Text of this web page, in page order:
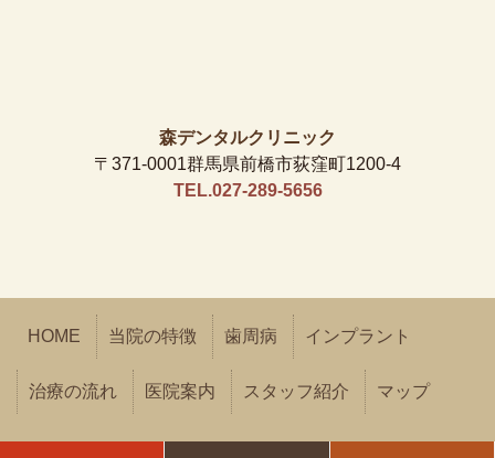
森デンタルクリニック
〒371-0001群馬県前橋市荻窪町1200-4
TEL.027-289-5656
HOME 当院の特徴 歯周病 インプラント
治療の流れ 医院案内 スタッフ紹介 マップ